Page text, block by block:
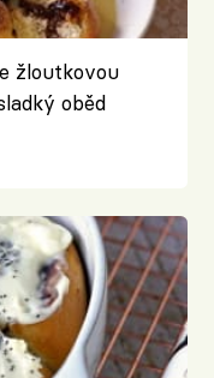
žloutkovou
oběd